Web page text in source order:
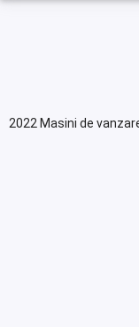
2022 Masini de